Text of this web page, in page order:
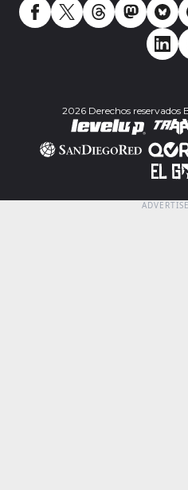
2026 Derechos reservados